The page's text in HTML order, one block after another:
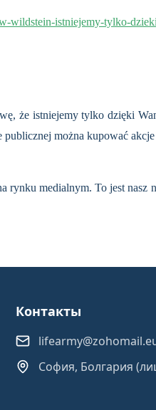
wildstein-istniejemy-tylko-
że istniejemy tylko dzięki
można kupować
rynku medialnym. To jest nasz
Контакты
София, Болгария